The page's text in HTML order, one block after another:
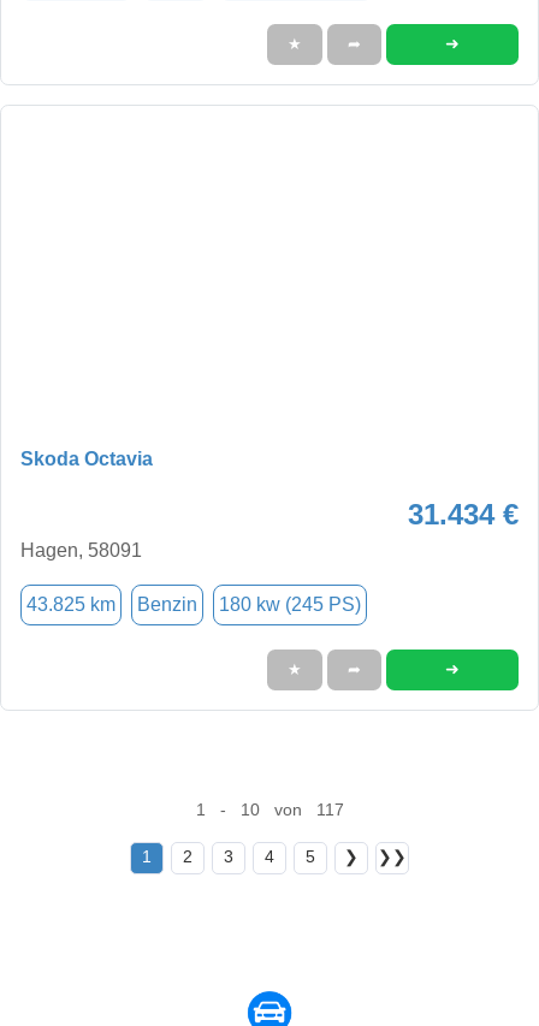
★ ➦ ➜
Skoda Octavia
31.434 €
Hagen, 58091
43.825 km Benzin 180 kw (245 PS)
★ ➦ ➜
1 - 10 von 117
1 2 3 4 5 ❯ ❯❯